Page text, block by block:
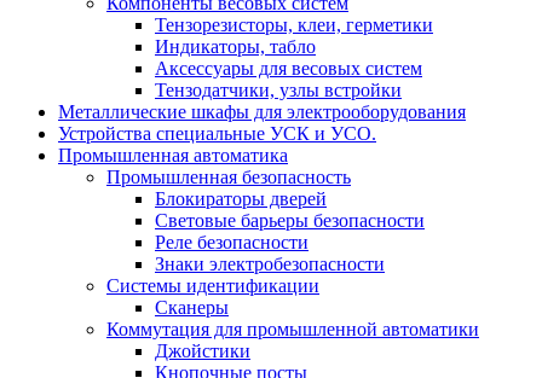
Тензорезисторы, клеи, герметики
Индикаторы, табло
Аксессуары для весовых систем
Тензодатчики, узлы встройки
Металлические шкафы для электрооборудования
Устройства специальные УСК и УСО.
Промышленная автоматика
Промышленная безопасность
Блокираторы дверей
Световые барьеры безопасности
Реле безопасности
Знаки электробезопасности
Системы идентификации
Сканеры
Коммутация для промышленной автоматики
Джойстики
Кнопочные посты